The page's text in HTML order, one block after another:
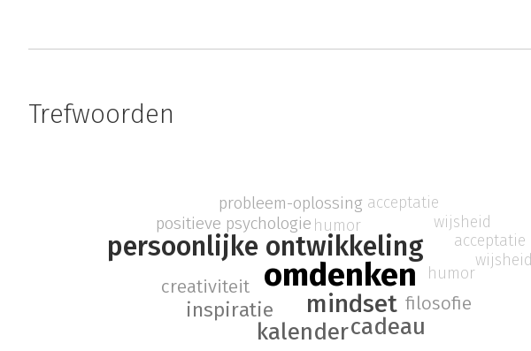
Trefwoorden
omdenken
persoonlijke ontwikkeling
mindset
cadeau
kalender
inspiratie
creativiteit
filosofie
positieve psychologie
probleem-oplossing acceptatie
wijsheid
humor
acceptatie
wijsheid
humor